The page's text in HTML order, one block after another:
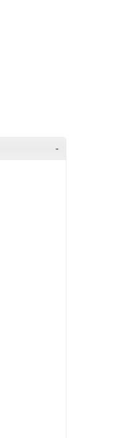
-